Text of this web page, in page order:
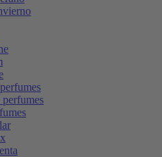
perfumes